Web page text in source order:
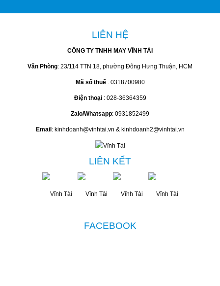
LIÊN HỆ
CÔNG TY TNHH MAY VĨNH TÀI
Văn Phòng: 23/114 TTN 18, phường Đông Hưng Thuận, HCM
Mã số thuế : 0318700980
Điện thoại : 028-36364359
Zalo/Whatsapp: 0931852499
Email : kinhdoanh@vinhtai.vn & kinhdoanh2@vinhtai.vn
LIÊN KẾT
FACEBOOK